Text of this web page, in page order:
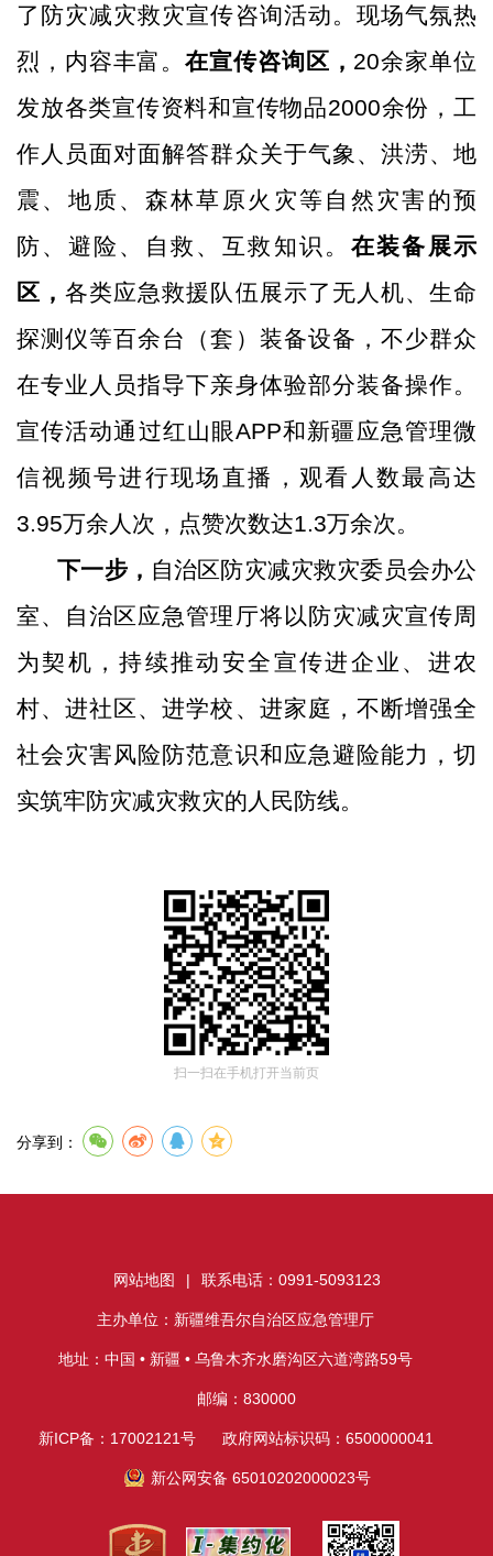
了 防灾减灾救灾宣传咨询活动。 现场气氛热
烈，内容丰富。在宣传咨询区， 20余家单位
发放各类宣传资料和宣传物品2000余份，工
作人员面对面解答群众关于气象、洪涝、地
震、地质、森林草原火灾等自然灾害的预
防、避险、自救、互救知识。 在装备展示
区，各类应急救援队伍展示了无人机、生命
探测仪等百余台（套）装备设备，不少群众
在专业人员指导下亲身体验部分装备操作。
宣传活动通过红山眼APP和新疆应急管理微
信视频号进行现场直播，观看人数最高达
3.95万余人次，点赞次数达1.3万余次。
下一步， 自治区防灾减灾救灾委员会办公
室、自治区应急管理厅将以 防灾减灾宣传周
为契机，持续推动安全宣传进企业、进农
村、进社区、进学校、进家庭，不断增强全
社会灾害风险防范意识和应急避险能力， 切
实筑牢防灾减灾救灾的人民防线。
扫一扫在手机打开当前页
分享到：
网站地图 | 联系电话：0991-5093123
主办单位：新疆维吾尔自治区应急管理厅
地址：中国 • 新疆 • 乌鲁木齐水磨沟区六道湾路59号
邮编：830000
新ICP备：17002121号 政府网站标识码：6500000041
新公网安备 65010202000023号